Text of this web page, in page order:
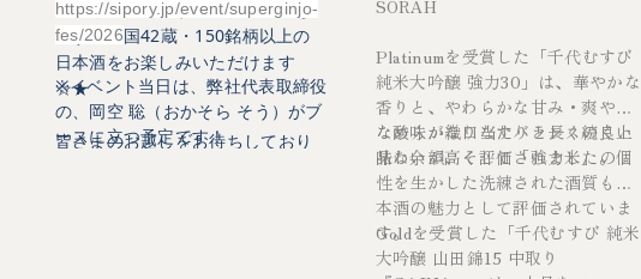
当日は、千代むすびのお酒のみな
らず、全国42蔵・ 150銘柄以上の
日本酒をお楽しみいただけます
☆★
皆さまのお越しをお待ちしており
https://sipory.jp/event/superginjo-
fes/2026
※イベント当日は、弊社代表取締役
の、岡空 聡（おかそら そう）がブ
ースに立つ予定です！
SORAH
Platinumを受賞した「千代むすび
純米大吟醸 強力30」は、華やかな
香りと、やわらかな甘み・爽やか
な酸味が織りなすバランスの良い
味わいが高く評価されました。
なめらかな口当たりと長く続く上
品な余韻、そして「強力米」の個
性を生かした洗練された酒質も、
本酒の魅力として評価されていま
す。
Goldを受賞した「千代むすび 純米
大吟醸 山田錦15 中取り